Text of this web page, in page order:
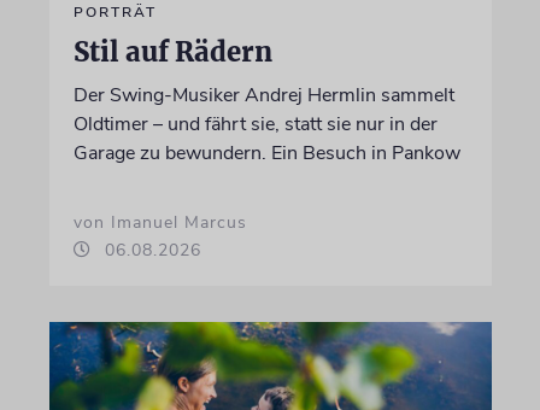
PORTRÄT
Stil auf Rädern
Der Swing-Musiker Andrej Hermlin sammelt
Oldtimer – und fährt sie, statt sie nur in der
Garage zu bewundern. Ein Besuch in Pankow
von Imanuel Marcus
06.08.2026